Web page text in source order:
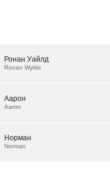
Ронан Уайлд
Ronan Wylde
Аарон
Aaron
Норман
Norman